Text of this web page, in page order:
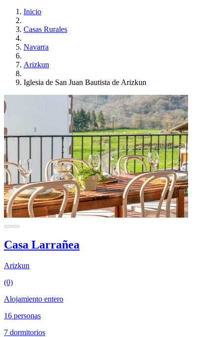
Inicio
Casas Rurales
Navarra
Arizkun
Iglesia de San Juan Bautista de Arizkun
Casa Larrañea
Arizkun
(0)
Alojamiento entero
16 personas
7 dormitorios